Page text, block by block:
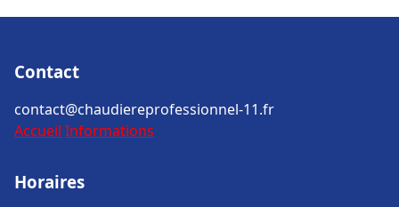
Contact
contact@chaudiereprofessionnel-11.fr
Accueil Informations
Horaires